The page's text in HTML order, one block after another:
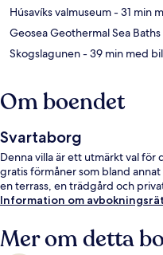
Húsavíks valmuseum- 31 min
Geosea Geothermal Sea Baths
Skogslagunen- 39 min med bil
Om boendet
Svartaborg
Denna villa är ett utmärkt val för
gratis förmåner som bland
en terrass, en trädgård och
Information om
Mer om detta